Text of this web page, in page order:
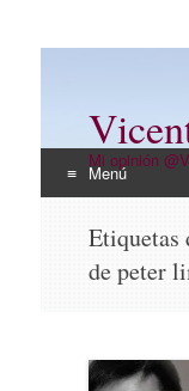
Mi opinión
Menú
contenido
Etiquetas
de peter